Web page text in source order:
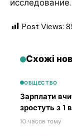
исследование.
Post Views:
Схожі
ОБЩЕСТВО
Зарплати
зростуть з 1
10 часов тому